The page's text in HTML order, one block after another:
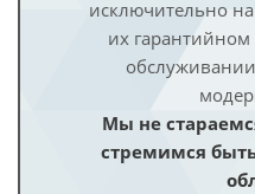
исключительно
их
Мы не
стремимся